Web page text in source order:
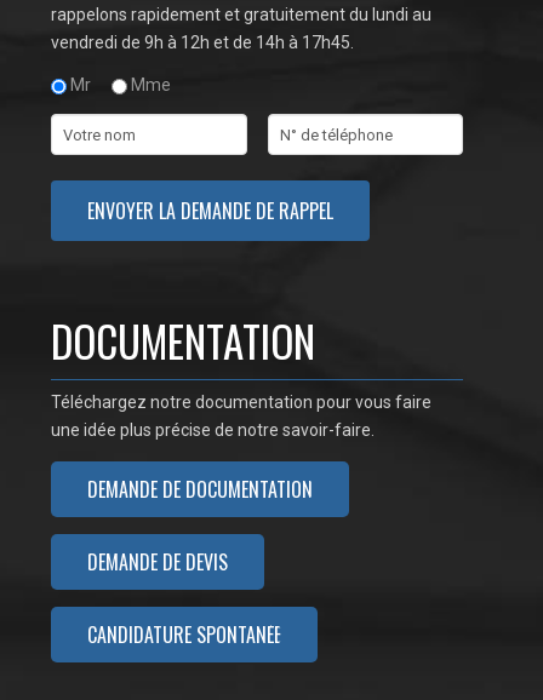
rappelons rapidement et gratuitement du lundi au
vendredi de 9h à 12h et de 14h à 17h45.
Mr Mme
DOCUMENTATION
Téléchargez notre documentation pour vous faire
une idée plus précise de notre savoir-faire.
DEMANDE DE DOCUMENTATION
DEMANDE DE DEVIS
CANDIDATURE SPONTANÉE